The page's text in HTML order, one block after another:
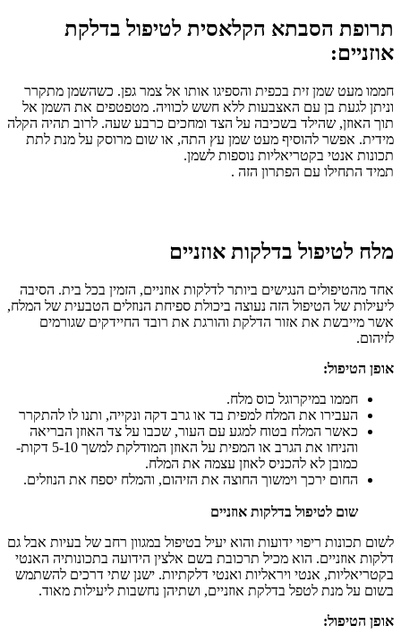
תרופת הסבתא הקלאסית לטיפול בדלקת
אוזניים:
חממו מעט שמן זית בכפית והספיגו אותו אל צמר גפן. כשהשמן מתקרר
וניתן לגעת בן עם האצבעות ללא חשש לכוויה. מטפטפים את השמן אל
תוך האוזן, שהילד בשכיבה על הצד ומחכים כרבע שעה. לרוב תהיה הקלה
מידית. אפשר להוסיף מעט שמן עץ התה, או שום מרוסק על מנת לתת
תכונות אנטי בקטריאליות נוספות לשמן.
תמיד התחילו עם הפתרון הזה .
מלח לטיפול בדלקות אוזניים
אחד מהטיפולים הנגישים ביותר לדלקות אוזניים, הזמין בכל בית. הסיבה
ליעילות של הטיפול הזה נעוצה ביכולת ספיחת הנוזלים הטבעית של המלח,
אשר מייבשת את אזור הדלקת והורגת את רובד החיידקים שגורמים
לזיהום.
אופן הטיפול:
חממו במיקרוגל כוס מלח.
העבירו את המלח למפית בד או גרב דקה ונקייה, ותנו לו להתקרר
כאשר המלח בטוח למגע עם העור, שכבו על צד האוזן הבריאה
והניחו את הגרב או המפית על האוזן המודלקת למשך 5-10 דקות-
כמובן לא להכניס לאוזן עצמה את המלח.
החום ירכך וימשוך החוצה את הזיהום, והמלח יספח את הנוזלים.
שום לטיפול בדלקות אוזניים
לשום תכונות ריפוי ידועות והוא יעיל בטיפול במגוון רחב של בעיות אבל גם
דלקות אוזניים. הוא מכיל תרכובת בשם אלצין הידועה בתכונותיה האנטי
בקטריאליות, אנטי ויראליות ואנטי דלקתיות. ישנן שתי דרכים להשתמש
בשום על מנת לטפל בדלקת אוזניים, ושתיהן נחשבות ליעילות מאוד.
אופן הטיפול: